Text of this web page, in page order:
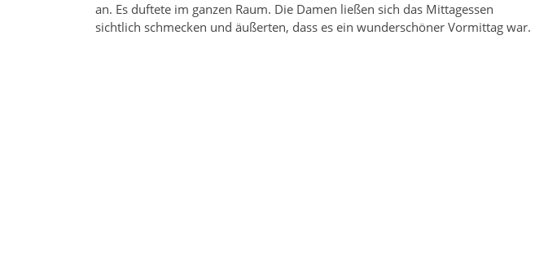
an. Es duftete im ganzen Raum. Die Damen ließen sich das Mittagessen
sichtlich schmecken und äußerten, dass es ein wunderschöner Vormittag war.